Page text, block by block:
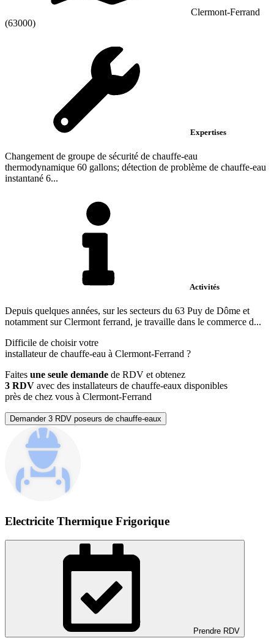
Clermont-Ferrand
(63000)
Expertises
Changement de groupe de sécurité de chauffe-eau
thermodynamique 60 gallons; détection de problème de chauffe-eau
instantané 6...
Activités
Depuis quelques années, sur les secteurs du 63 Puy de Dôme et
notamment sur Clermont ferrand, je travaille dans le commerce d...
Difficile de choisir votre
installateur de chauffe-eau à Clermont-Ferrand ?
Faites une seule demande de RDV et obtenez
3 RDV avec des installateurs de chauffe-eaux disponibles
près de chez vous à Clermont-Ferrand
Demander 3 RDV poseurs de chauffe-eaux
Electricite Thermique Frigorique
Prendre RDV